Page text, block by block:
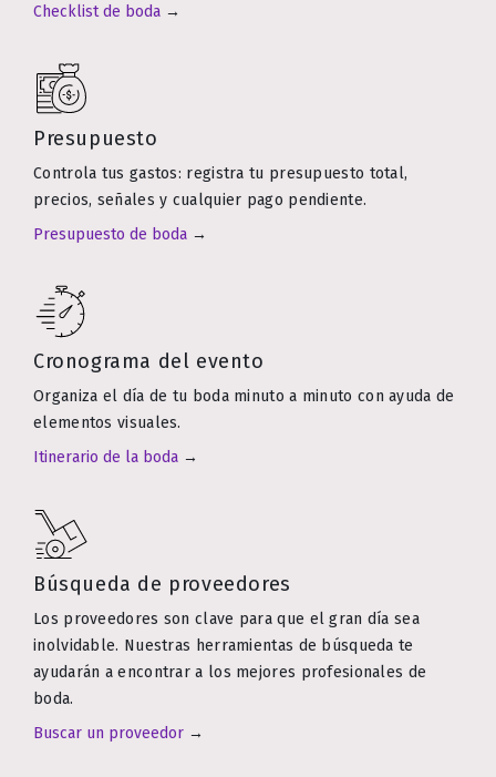
Checklist de boda →
Presupuesto
Controla tus gastos: registra tu presupuesto total,
precios, señales y cualquier pago pendiente.
Presupuesto de boda →
Cronograma del evento
Organiza el día de tu boda minuto a minuto con ayuda de
elementos visuales.
Itinerario de la boda →
Búsqueda de proveedores
Los proveedores son clave para que el gran día sea
inolvidable. Nuestras herramientas de búsqueda te
ayudarán a encontrar a los mejores profesionales de
boda.
Buscar un proveedor →